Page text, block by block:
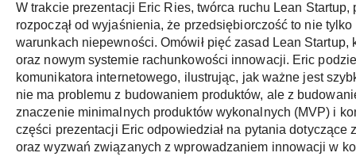
W trakcie prezentacji Eric Ries, twórca ruchu Lean
rozpoczął od wyjaśnienia, że przedsiębiorczość to nie
warunkach niepewności. Omówił pięć zasad Lean
oraz nowym systemie rachunkowości innowacji. Eric
komunikatora internetowego, ilustrując, jak ważne jest
nie ma problemu z budowaniem produktów, ale z
znaczenie minimalnych produktów wykonalnych (MVP) i
części prezentacji Eric odpowiedział na pytania
oraz wyzwań związanych z wprowadzaniem innowacji w